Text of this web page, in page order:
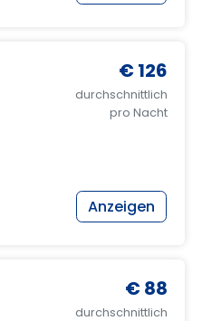
€ 126
durchschnittlich
pro Nacht
Anzeigen
€ 88
durchschnittlich